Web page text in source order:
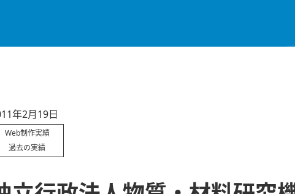
年2月19日
Web制作実績
過去の実績